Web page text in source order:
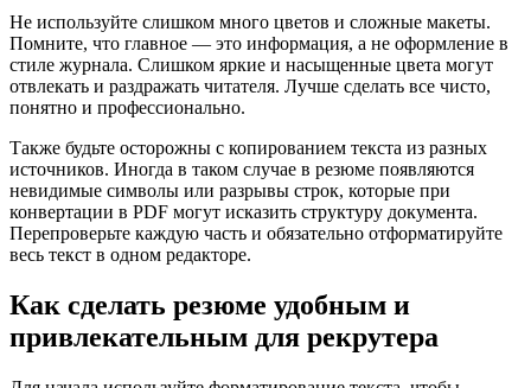
Не используйте слишком много цветов и сложные макеты.
Помните, что главное — это информация, а не оформление в
стиле журнала. Слишком яркие и насыщенные цвета могут
отвлекать и раздражать читателя. Лучше сделать все чисто,
понятно и профессионально.
Также будьте осторожны с копированием текста из разных
источников. Иногда в таком случае в резюме появляются
невидимые символы или разрывы строк, которые при
конвертации в PDF могут исказить структуру документа.
Перепроверьте каждую часть и обязательно отформатируйте
весь текст в одном редакторе.
Как сделать резюме удобным и
привлекательным для рекрутера